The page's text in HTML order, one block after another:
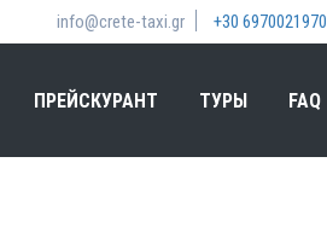
info@crete-taxi.gr +30 6970021970
ПРЕЙСКУРАНТ ТУРЫ FAQ